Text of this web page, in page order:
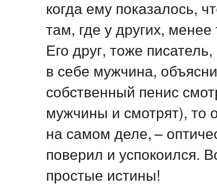
когда ему показалось,
там, где у других,
Его друг, тоже
в себе мужчина,
собственный пенис
мужчины и смотрят), то
на самом деле, –
поверил и успокоился.
простые истины!